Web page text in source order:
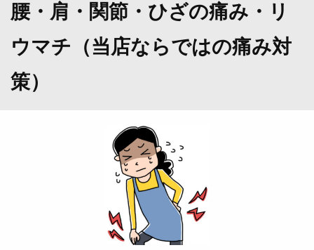
腰・肩・関節・ひざの痛み・リ
ウマチ（当店ならではの痛み対
策）